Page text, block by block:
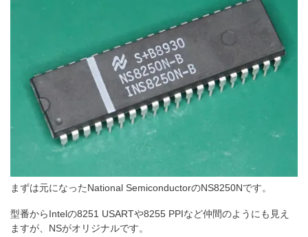
まずは元になったNational SemiconductorのNS8250Nです。
型番からIntelの8251 USARTや8255 PPIなど仲間のようにも見え
ますが、NSがオリジナルです。